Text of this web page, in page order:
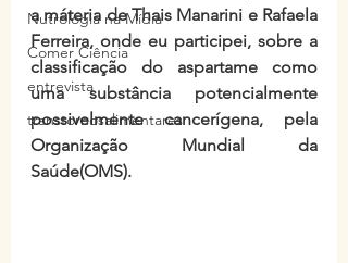
Nutrologia na Mídia
Comer Ciência
entrevista
transtornosalimentares
a máteria de Thais Manarini e Rafaela
Ferreira, onde eu participei, sobre a
classificação do aspartame como
uma substância potencialmente
possivelmente cancerígena, pela
Organização Mundial da
Saúde(OMS).